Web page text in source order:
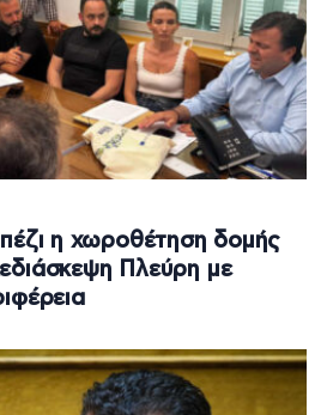
η χωροθέτηση δομής
Πλεύρη με